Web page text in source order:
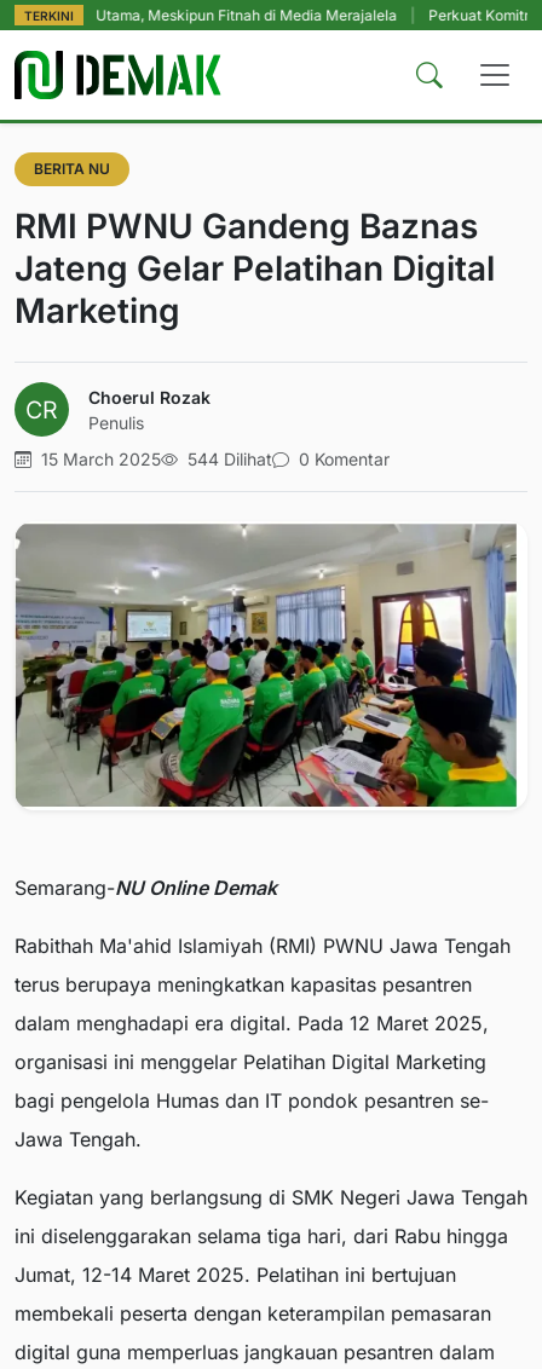
TERKINI
Utama, Meskipun Fitnah di Media Merajalela | Perkuat Komitmen
BERITA NU
RMI PWNU Gandeng Baznas
Jateng Gelar Pelatihan Digital
Marketing
Choerul Rozak
Penulis
15 March 2025
544 Dilihat 0 Komentar
Semarang-NU Online Demak
Rabithah Ma'ahid Islamiyah (RMI) PWNU Jawa Tengah
terus berupaya meningkatkan kapasitas pesantren
dalam menghadapi era digital. Pada 12 Maret 2025,
organisasi ini menggelar Pelatihan Digital Marketing
bagi pengelola Humas dan IT pondok pesantren se-
Jawa Tengah.
Kegiatan yang berlangsung di SMK Negeri Jawa Tengah
ini diselenggarakan selama tiga hari, dari Rabu hingga
Jumat, 12-14 Maret 2025. Pelatihan ini bertujuan
membekali peserta dengan keterampilan pemasaran
digital guna memperluas jangkauan pesantren dalam